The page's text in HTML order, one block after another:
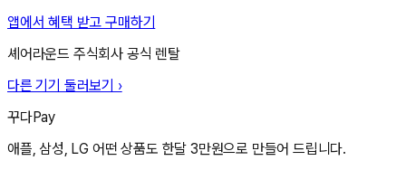
앱에서 혜택 받고 구매하기
셰어라운드 주식회사 공식 렌탈
다른 기기 둘러보기 ›
꾸다Pay
애플, 삼성, LG 어떤 상품도 한달 3만원으로 만들어 드립니다.